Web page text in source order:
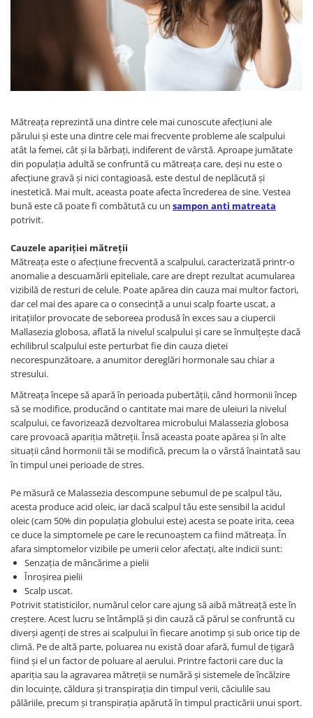
Mătreața reprezintă una dintre cele mai cunoscute afecțiuni ale
părului și este una dintre cele mai frecvente probleme ale scalpului
atât la femei, cât și la bărbați, indiferent de vârstă. Aproape jumătate
din populația adultă se confruntă cu mătreața care, deși nu este o
afecțiune gravă și nici contagioasă, este destul de neplăcută și
inestetică. Mai mult, aceasta poate afecta încrederea de sine. Vestea
bună este că poate fi combătută cu un sampon anti matreata
potrivit.
Cauzele apariției mătreții
Mătreaţa este o afecțiune frecventă a scalpului, caracterizată printr-o
anomalie a descuamării epiteliale, care are drept rezultat acumularea
vizibilă de resturi de celule. Poate apărea din cauza mai multor factori,
dar cel mai des apare ca o consecinţă a unui scalp foarte uscat, a
iritaţiilor provocate de seboreea produsă în exces sau a ciupercii
Mallasezia globosa, aflată la nivelul scalpului şi care se înmulţeşte dacă
echilibrul scalpului este perturbat fie din cauza dietei
necorespunzătoare, a anumitor dereglări hormonale sau chiar a
stresului.
Mătreaţa începe să apară în perioada pubertăţii, când hormonii încep
să se modifice, producând o cantitate mai mare de uleiuri la nivelul
scalpului, ce favorizează dezvoltarea microbului Malassezia globosa
care provoacă apariţia mătreţii. Însă aceasta poate apărea și în alte
situaţii când hormonii tăi se modifică, precum la o vârstă înaintată sau
în timpul unei perioade de stres.
Pe măsură ce Malassezia descompune sebumul de pe scalpul tău,
acesta produce acid oleic, iar dacă scalpul tău este sensibil la acidul
oleic (cam 50% din populaţia globului este) acesta se poate irita, ceea
ce duce la simptomele pe care le recunoaştem ca fiind mătreaţa. În
afara simptomelor vizibile pe umerii celor afectați, alte indicii sunt:
Senzaţia de mâncărime a pielii
Înroşirea pielii
Scalp uscat.
Potrivit statisticilor, numărul celor care ajung să aibă mătreață este în
creștere. Acest lucru se întâmplă și din cauză că părul se confruntă cu
diverși agenți de stres ai scalpului în fiecare anotimp și sub orice tip de
climă. Pe de altă parte, poluarea nu există doar afară, fumul de țigară
fiind și el un factor de poluare al aerului. Printre factorii care duc la
apariția sau la agravarea mătreții se numără și sistemele de încălzire
din locuințe, căldura și transpirația din timpul verii, căciulile sau
pălăriile, precum și transpirația apărută în timpul practicării unui sport.